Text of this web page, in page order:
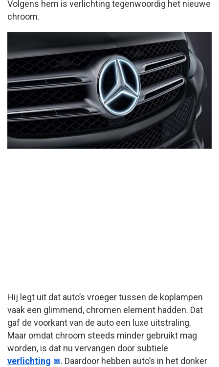
Volgens hem is verlichting tegenwoordig het nieuwe
chroom.
Hij legt uit dat auto’s vroeger tussen de koplampen
vaak een glimmend, chromen element hadden. Dat
gaf de voorkant van de auto een luxe uitstraling.
Maar omdat chroom steeds minder gebruikt mag
worden, is dat nu vervangen door subtiele
verlichting
. Daardoor hebben auto’s in het donker